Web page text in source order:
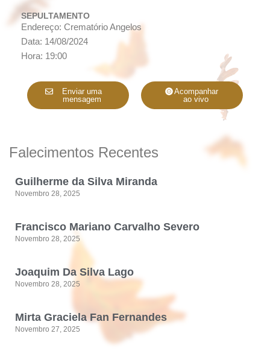
SEPULTAMENTO
Endereço: Crematório Angelos
Data: 14/08/2024
Hora: 19:00
Enviar uma
mensagem
Acompanhar
ao vivo
Falecimentos Recentes
Guilherme da Silva Miranda
Novembro 28, 2025
Francisco Mariano Carvalho Severo
Novembro 28, 2025
Joaquim Da Silva Lago
Novembro 28, 2025
Mirta Graciela Fan Fernandes
Novembro 27, 2025